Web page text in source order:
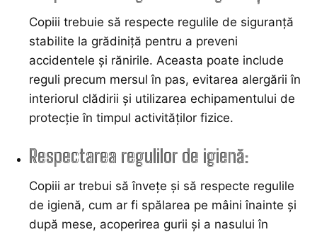
Copiii trebuie să respecte regulile de siguranță
stabilite la grădiniță pentru a preveni
accidentele și rănirile. Aceasta poate include
reguli precum mersul în pas, evitarea alergării în
interiorul clădirii și utilizarea echipamentului de
protecție în timpul activităților fizice.
Respectarea regulilor de igienă:
Copiii ar trebui să învețe și să respecte regulile
de igienă, cum ar fi spălarea pe mâini înainte și
după mese, acoperirea gurii și a nasului în